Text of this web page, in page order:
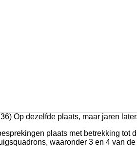
Op dezelfde plaats, maar jaren
plaats met betrekking tot
waaronder 3 en 4 van